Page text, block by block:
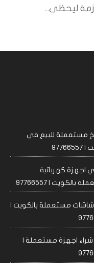
ليحظى...
مستعملة للبيع في
اجهزة كهربائية
بالكويت | 97766557
شاشات مستعملة بالكويت |
شراء اجهزة مستعملة |